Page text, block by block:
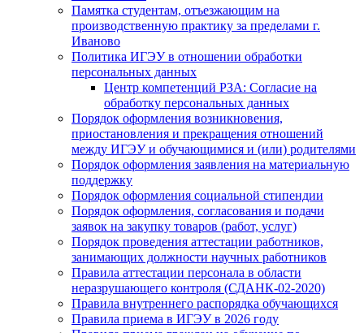
Памятка студентам, отъезжающим на
производственную практику за пределами г.
Иваново
Политика ИГЭУ в отношении обработки
персональных данных
Центр компетенций РЗА: Согласие на
обработку персональных данных
Порядок оформления возникновения,
приостановления и прекращения отношений
между ИГЭУ и обучающимися и (или) родителями
Порядок оформления заявления на материальную
поддержку
Порядок оформления социальной стипендии
Порядок оформления, согласования и подачи
заявок на закупку товаров (работ, услуг)
Порядок проведения аттестации работников,
занимающих должности научных работников
Правила аттестации персонала в области
неразрушающего контроля (СДАНК-02-2020)
Правила внутреннего распорядка обучающихся
Правила приема в ИГЭУ в 2026 году